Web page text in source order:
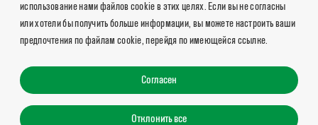
использование нами файлов cookie в этих целях. Если вы не согласны
или хотели бы получить больше информации, вы можете настроить ваши
предпочтения по файлам cookie, перейдя по имеющейся ссылке.
Согласен
Отклонить все